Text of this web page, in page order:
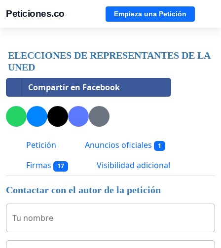
Peticiones.co Empieza una Petición
ELECCIONES DE REPRESENTANTES DE LA
UNED
Compartir en Facebook
Petición Anuncios oficiales 1
Firmas 17 Visibilidad adicional
Contactar con el autor de la petición
Tu nombre